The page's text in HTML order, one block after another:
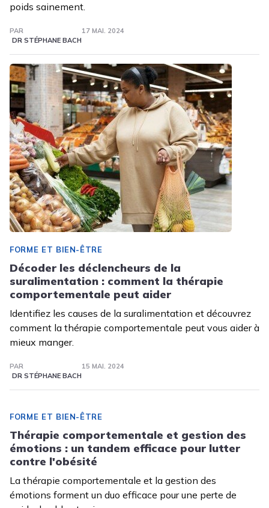
poids sainement.
PAR
DR STÉPHANE BACH
17 MAI. 2024
FORME ET BIEN-ÊTRE
Décoder les déclencheurs de la
suralimentation : comment la thérapie
comportementale peut aider
Identifiez les causes de la suralimentation et découvrez
comment la thérapie comportementale peut vous aider à
mieux manger.
PAR
DR STÉPHANE BACH
15 MAI. 2024
FORME ET BIEN-ÊTRE
Thérapie comportementale et gestion des
émotions : un tandem efficace pour lutter
contre l'obésité
La thérapie comportementale et la gestion des
émotions forment un duo efficace pour une perte de